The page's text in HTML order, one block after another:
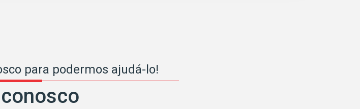
para podermos ajudá-lo!